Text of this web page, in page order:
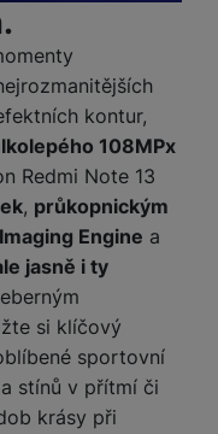
našeho webu i
určujeme počet
stránek. Data
souhrnně a
konkrétní
nevhodnou
naši partneři,
nebo reklamy jak
stran.
kontur,
108MPx
Redmi Note 13
, průkopnickým
Engine a
jasně i ty
si klíčový
sportovní
stínů v přítmí či
krásy při